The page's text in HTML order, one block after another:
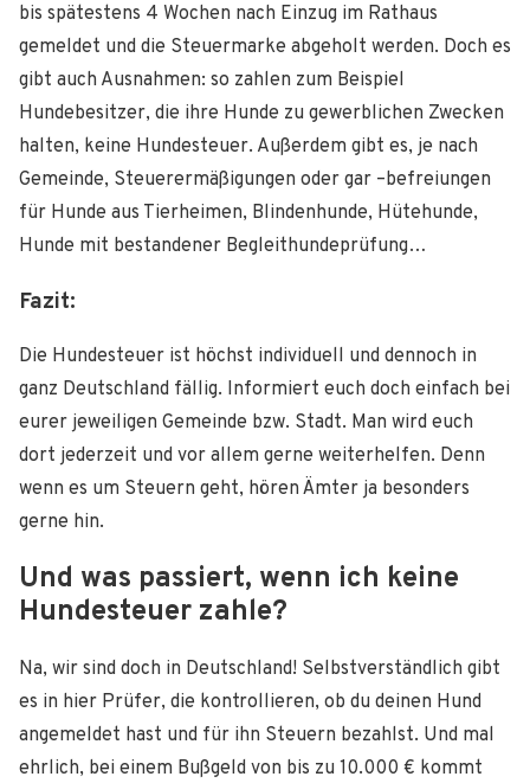
bis spätestens 4 Wochen nach Einzug im Rathaus
gemeldet und die Steuermarke abgeholt werden. Doch es
gibt auch Ausnahmen: so zahlen zum Beispiel
Hundebesitzer, die ihre Hunde zu gewerblichen Zwecken
halten, keine Hundesteuer. Außerdem gibt es, je nach
Gemeinde, Steuerermäßigungen oder gar –befreiungen
für Hunde aus Tierheimen, Blindenhunde, Hütehunde,
Hunde mit bestandener Begleithundeprüfung…
Fazit:
Die Hundesteuer ist höchst individuell und dennoch in
ganz Deutschland fällig. Informiert euch doch einfach bei
eurer jeweiligen Gemeinde bzw. Stadt. Man wird euch
dort jederzeit und vor allem gerne weiterhelfen. Denn
wenn es um Steuern geht, hören Ämter ja besonders
gerne hin.
Und was passiert, wenn ich keine
Hundesteuer zahle?
Na, wir sind doch in Deutschland! Selbstverständlich gibt
es in hier Prüfer, die kontrollieren, ob du deinen Hund
angemeldet hast und für ihn Steuern bezahlst. Und mal
ehrlich, bei einem Bußgeld von bis zu 10.000 € kommt